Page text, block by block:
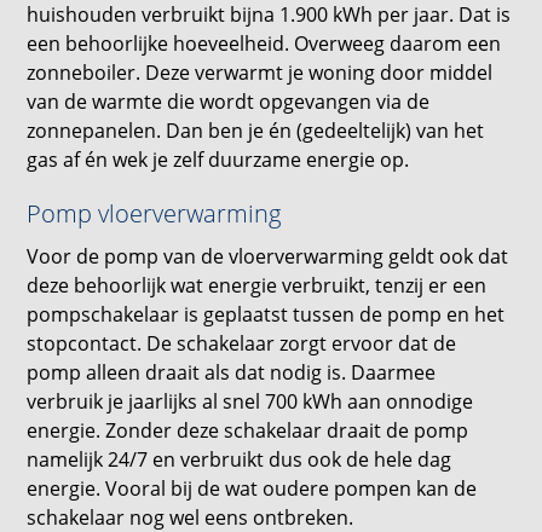
huishouden verbruikt bijna 1.900 kWh per jaar. Dat is
een behoorlijke hoeveelheid. Overweeg daarom een
zonneboiler. Deze verwarmt je woning door middel
van de warmte die wordt opgevangen via de
zonnepanelen. Dan ben je én (gedeeltelijk) van het
gas af én wek je zelf duurzame energie op.
Pomp vloerverwarming
Voor de pomp van de vloerverwarming geldt ook dat
deze behoorlijk wat energie verbruikt, tenzij er een
pompschakelaar is geplaatst tussen de pomp en het
stopcontact. De schakelaar zorgt ervoor dat de
pomp alleen draait als dat nodig is. Daarmee
verbruik je jaarlijks al snel 700 kWh aan onnodige
energie. Zonder deze schakelaar draait de pomp
namelijk 24/7 en verbruikt dus ook de hele dag
energie. Vooral bij de wat oudere pompen kan de
schakelaar nog wel eens ontbreken.